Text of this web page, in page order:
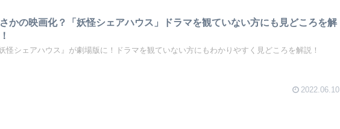
かの映画化？「妖怪シェアハウス」ドラマを観ていない方にも見どころを解
妖怪シェアハウス』が劇場版に！ドラマを観ていない方にもわかりやすく見どころを解説！
2022.06.10